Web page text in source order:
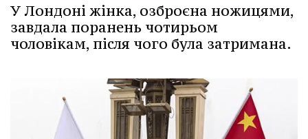
У Лондоні жінка, озброєна ножицями,
завдала поранень чотирьом
чоловікам, після чого була затримана.